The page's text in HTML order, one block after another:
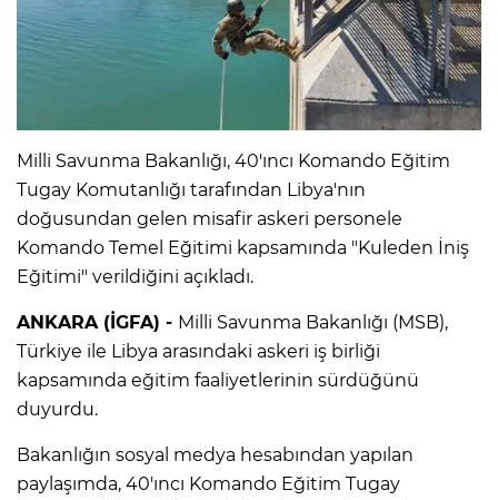
Milli Savunma Bakanlığı, 40'ıncı Komando Eğitim
Tugay Komutanlığı tarafından Libya'nın
doğusundan gelen misafir askeri personele
Komando Temel Eğitimi kapsamında "Kuleden İniş
Eğitimi" verildiğini açıkladı.
ANKARA (İGFA) - Milli Savunma Bakanlığı (MSB),
Türkiye ile Libya arasındaki askeri iş birliği
kapsamında eğitim faaliyetlerinin sürdüğünü
duyurdu.
Bakanlığın sosyal medya hesabından yapılan
paylaşımda, 40'ıncı Komando Eğitim Tugay